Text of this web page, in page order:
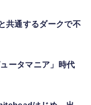
共通するダークで不
ータマニア」時代